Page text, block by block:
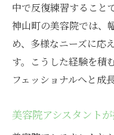
中で反復練習すること
神山町の美容院では、
め、多様なニーズに応
す。こうした経験を積
フェッショナルへと成
美容院アシスタント